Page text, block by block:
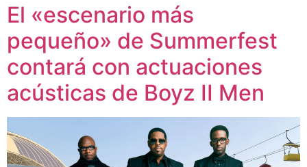
El «escenario más
pequeño» de Summerfest
contará con actuaciones
acústicas de Boyz II Men